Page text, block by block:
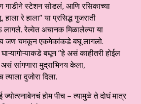
गाडीने स्टेशन सोडलं, आणि रसिकाच्या
रे हाला” या प्रसिद्ध गुजराती
रेल्वेत अचानक मिळालेल्या या
जण चमकून एकमेकांकडे बघू लागलो.
बघून “हे असं काहीतरी होईल
सांगणारा मुद्राभिनय केला,
त्याला दुजोरा दिला.
होम पीच – त्यामुळे ते दोघं मात्र